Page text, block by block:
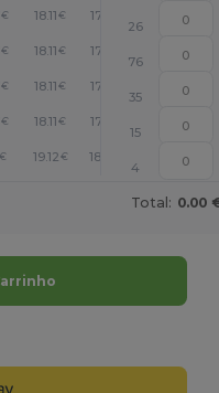
€ 18.11 € 17.35
26
€ 18.11 € 17.35
76
€ 18.11 € 17.35
35
€ 18.11 € 17.35
15
€ 19.12€ 18.32
4
Total: 0.00